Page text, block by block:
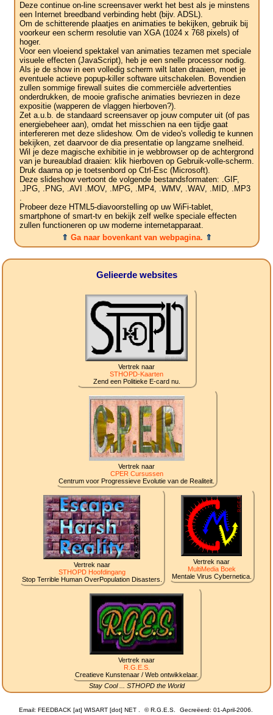
Deze continue on-line screensaver werkt het best als je minstens
een Internet breedband verbinding hebt (bijv. ADSL).
Om de schitterende plaatjes en animaties te bekijken, gebruik bij
voorkeur een scherm resolutie van XGA (1024 x 768 pixels) of
hoger.
Voor een vloeiend spektakel van animaties tezamen met speciale
visuele effecten (JavaScript), heb je een snelle processor nodig.
Als je de show in een volledig scherm wilt laten draaien, moet je
eventuele actieve popup-killer software uitschakelen. Bovendien
zullen sommige firewall suites die commerciële advertenties
onderdrukken, de mooie grafische animaties bevriezen in deze
expositie (wapperen de vlaggen hierboven?).
Zet a.u.b. de standaard screensaver op jouw computer uit (of pas
energiebeheer aan), omdat het misschien na een tijdje gaat
interfereren met deze slideshow. Om de video's volledig te kunnen
bekijken, zet daarvoor de dia presentatie op langzame snelheid.
Wil je deze magische exhibitie in je webbrowser op de achtergrond
van je bureaublad draaien: klik hierboven op Gebruik-volle-scherm.
Druk daarna op je toetsenbord op Ctrl-Esc (Microsoft).
Deze slideshow vertoont de volgende bestandsformaten: .GIF,
.JPG, .PNG, .AVI .MOV, .MPG, .MP4, .WMV, .WAV, .MID, .MP3
.
Probeer deze HTML5-diavoorstelling op uw WiFi-tablet,
smartphone of smart-tv en bekijk zelf welke speciale effecten
zullen functioneren op uw moderne internetapparaat.
⇑ Ga naar bovenkant van webpagina. ⇑
Gelieerde websites
Vertrek naar
STHOPD-Kaarten
Zend een Politieke E-card nu.
Vertrek naar
CPER Cursussen
Centrum voor Progressieve Evolutie van de Realiteit.
Vertrek naar
STHOPD Hoofdingang
Stop Terrible Human OverPopulation Disasters.
Vertrek naar
MultiMedia Boek
Mentale Virus Cybernetica.
Vertrek naar
R.G.E.S.
Creatieve Kunstenaar / Web ontwikkelaar.
Stay Cool ... STHOPD the World
Email: FEEDBACK [at] WISART [dot] NET . ©R.G.E.S.
Gecreëerd: 01-April-2006.